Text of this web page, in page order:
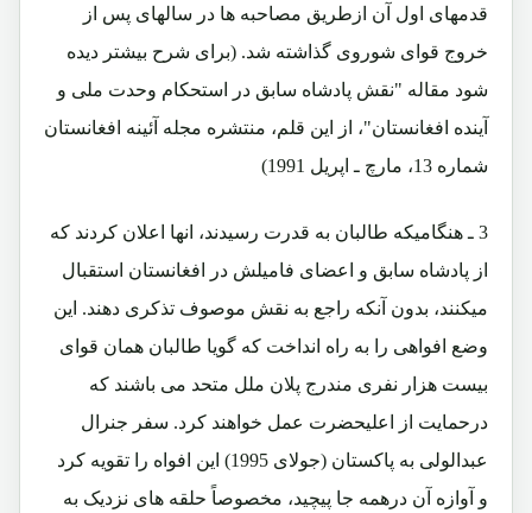
قدمهای اول آن ازطریق مصاحبه ها در سالهای پس از
خروج قوای شوروی گذاشته شد. (برای شرح بیشتر دیده
شود مقاله "نقش پادشاه سابق در استحکام وحدت ملی و
آینده افغانستان"، از این قلم، منتشره مجله آئینه افغانستان
شماره 13، مارچ ـ اپریل 1991)
3 ـ هنگامیکه طالبان به قدرت رسیدند، انها اعلان کردند که
از پادشاه سابق و اعضای فامیلش در افغانستان استقبال
میکنند، بدون آنکه راجع به نقش موصوف تذکری دهند. این
وضع افواهی را به راه انداخت که گویا طالبان همان قوای
بیست هزار نفری مندرج پلان ملل متحد می باشند که
درحمایت از اعلیحضرت عمل خواهند کرد. سفر جنرال
عبدالولی به پاکستان (جولای 1995) این افواه را تقویه کرد
و آوازه آن درهمه جا پیچید، مخصوصاً حلقه های نزدیک به